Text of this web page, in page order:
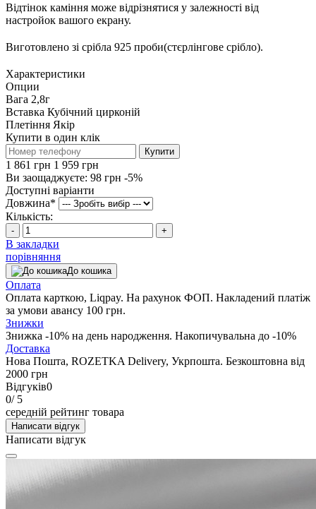
Відтінок каміння може відрізнятися у залежності від
настройок вашого екрану.
Виготовлено зі срібла 925 проби(стєрлінгове срібло).
Характеристики
Опции
Вага 2,8г
Вставка Кубічний цирконій
Плетіння Якір
Купити в один клік
Купити
1 861 грн 1 959 грн
Ви заощаджуєте: 98 грн -5%
Доступні варіанти
Довжина*
Кількість:
- +
В закладки
порівняння
До кошика
Оплата
Оплата карткою, Liqpay. На рахунок ФОП. Накладений платіж
за умови авансу 100 грн.
Знижки
Знижка -10% на день народження. Накопичувальна до -10%
Доставка
Нова Пошта, ROZETKA Delivery, Укрпошта. Безкоштовна від
2000 грн
Відгуків0
0/ 5
середній рейтинг товара
Написати відгук
Написати відгук